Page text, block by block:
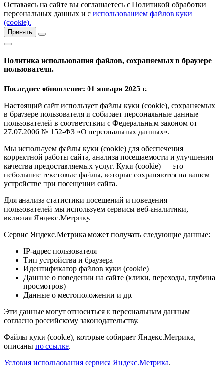
Оставаясь на сайте вы соглашаетесь с Политикой обработки
персональных данных и с использованием файлов куки
(cookie).
Принять
Политика использования файлов, сохраняемых в браузере
пользователя.
Последнее обновление: 01 января 2025 г.
Настоящий сайт использует файлы куки (cookie), сохраняемых
в браузере пользователя и собирает персональные данные
пользователей в соответствии с Федеральным законом от
27.07.2006 № 152-ФЗ «О персональных данных».
Мы используем файлы куки (cookie) для обеспечения
корректной работы сайта, анализа посещаемости и улучшения
качества предоставляемых услуг. Куки (cookie) — это
небольшие текстовые файлы, которые сохраняются на вашем
устройстве при посещении сайта.
Для анализа статистики посещений и поведения
пользователей мы используем сервисы веб-аналитики,
включая Яндекс.Метрику.
Сервис Яндекс.Метрика может получать следующие данные:
IP-адрес пользователя
Тип устройства и браузера
Идентификатор файлов куки (cookie)
Данные о поведении на сайте (клики, переходы, глубина
просмотров)
Данные о местоположении и др.
Эти данные могут относиться к персональным данным
согласно российскому законодательству.
Файлы куки (cookie), которые собирает Яндекс.Метрика,
описаны по ссылке.
Условия использования сервиса Яндекс.Метрика.